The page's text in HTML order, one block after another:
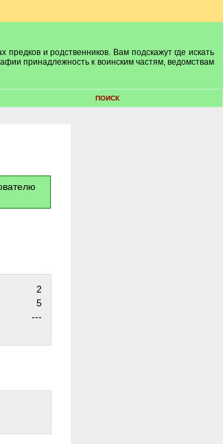
и родственников. Вам подскажут где искать
принадлежность к воинским частям, ведомствам
ПОИСК
2
5
---